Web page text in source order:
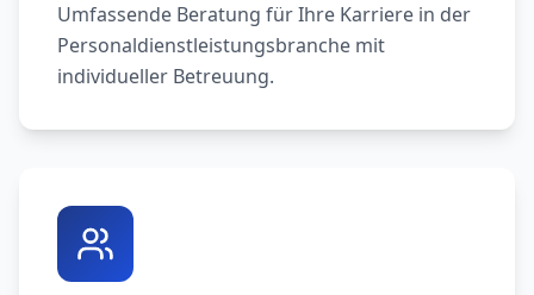
Umfassende Beratung für Ihre Karriere in der
Personaldienstleistungsbranche mit
individueller Betreuung.